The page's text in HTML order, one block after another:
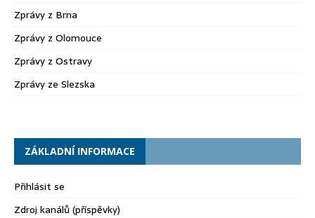
Zprávy z Brna
Zprávy z Olomouce
Zprávy z Ostravy
Zprávy ze Slezska
ZÁKLADNÍ INFORMACE
Přihlásit se
Zdroj kanálů (příspěvky)